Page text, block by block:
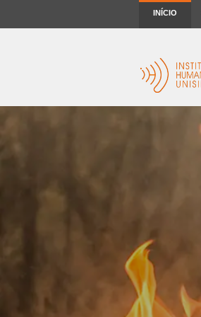
INÍCIO